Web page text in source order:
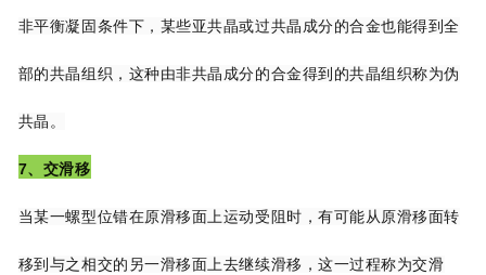
非平衡凝固条件下，某些亚共晶或过共晶成分的合金也能得到全
部的共晶组织，这种由非共晶成分的合金得到的共晶组织称为伪
共晶。
7、交滑移
当某一螺型位错在原滑移面上运动受阻时，有可能从原滑移面转
移到与之相交的另一滑移面上去继续滑移，这一过程称为交滑